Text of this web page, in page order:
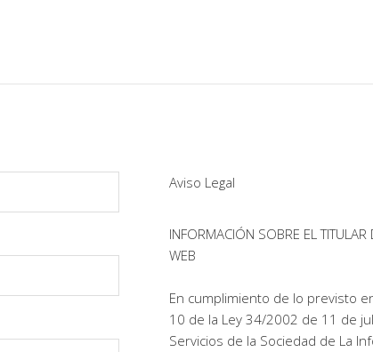
Aviso Legal
INFORMACIÓN SOBRE EL TITULAR
WEB
En cumplimiento de lo previsto
10 de la Ley 34/2002 de 11 de
Servicios de la Sociedad de La